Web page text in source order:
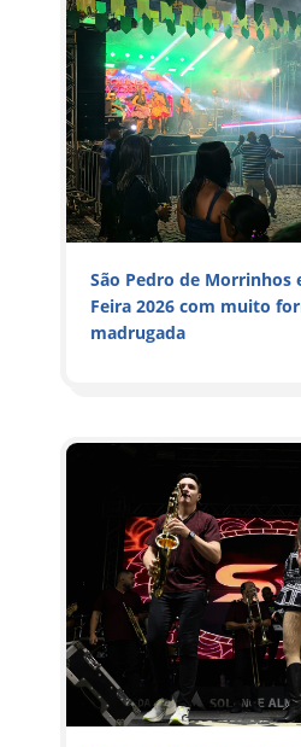
São Pedro de Morrinhos
Feira 2026 com muito
madrugada